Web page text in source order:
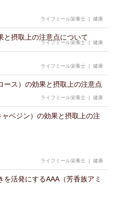
ライフミール栄養士 | 健康
と摂取上の注意点について
ライフミール栄養士| 健康
ライフミール栄養士 | 健康
ース）の効果と摂取上の注意点
ライフミール栄養士 | 健康
ャベジン）の効果と摂取上の注
ライフミール栄養士 | 健康
を活発にするAAA（芳香族アミ